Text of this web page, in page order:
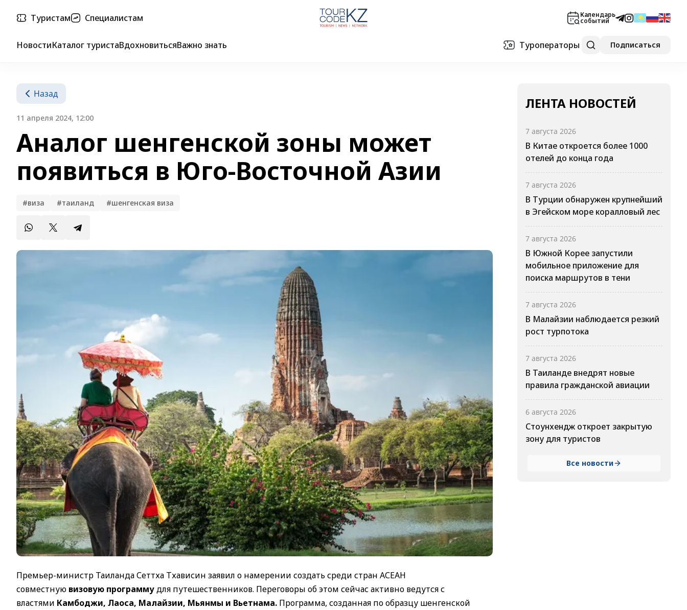
Туристам Специалистам Календарь
событий
НовостиКаталог туристаВдохновитьсяВажно знать Туроператоры Подписаться
Назад
11 апреля 2024, 12:00
Аналог шенгенской зоны может
появиться в Юго-Восточной Азии
#виза #таиланд #шенгенская виза
Премьер-министр Таиланда Сеттха Тхависин заявил о намерении создать среди стран АСЕАН
совместную визовую программудля путешественников. Переговоры об этом сейчас активно ведутся с
властями Камбоджи, Лаоса, Малайзии, Мьянмы и Вьетнама. Программа, созданная по образцу шенгенской
ЛЕНТА НОВОСТЕЙ
7 августа 2026
В Китае откроется более 1000
отелей до конца года
7 августа 2026
В Турции обнаружен крупнейший
в Эгейском море коралловый лес
7 августа 2026
В Южной Корее запустили
мобильное приложение для
поиска маршрутов в тени
7 августа 2026
В Малайзии наблюдается резкий
рост турпотока
7 августа 2026
В Таиланде внедрят новые
правила гражданской авиации
6 августа 2026
Стоунхендж откроет закрытую
зону для туристов
Все новости